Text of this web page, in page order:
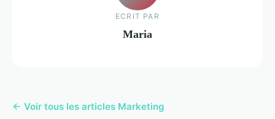
ECRIT PAR
Maria
← Voir tous les articles Marketing